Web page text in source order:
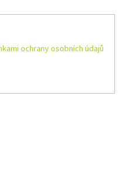
ochrany osobních údajů